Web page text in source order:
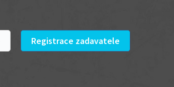
Registrace zadavatele